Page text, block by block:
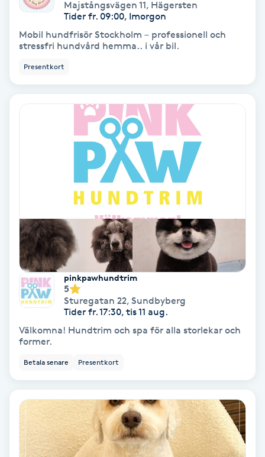
Ombre naglar
Optiker
Ortobionomi
Ortopedi
Paraffinbehandling
Pedikyr
Pensionärklippning
Permanent
Permanent hårborttagning
Personlig tränare
Picolaser
Majstångsvägen 11, Hägersten
Tider fr. 09:00, Imorgon
Mobil hundfrisör Stockholm – professionell och
stressfri hundvård hemma.. i vår bil.
Presentkort
pinkpawhundtrim
5
Sturegatan 22, Sundbyberg
Tider fr. 17:30, tis 11 aug.
Välkomna! Hundtrim och spa för alla storlekar och
former.
Betala senare Presentkort